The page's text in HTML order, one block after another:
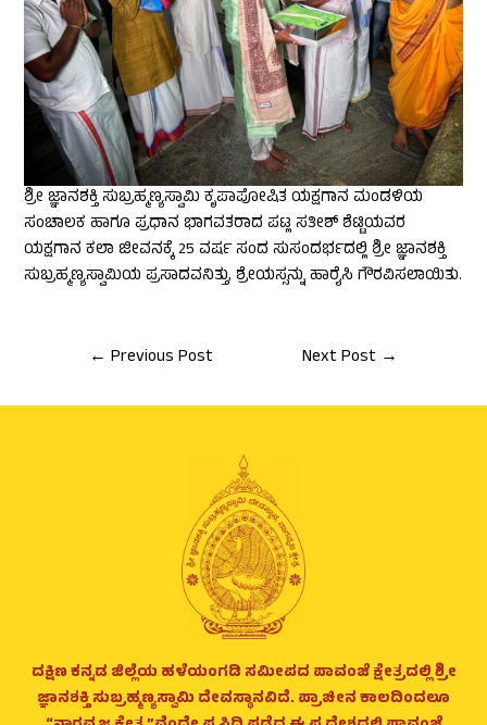
ಶ್ರೀ ಜ್ಞಾನಶಕ್ತಿ ಸುಬ್ರಹ್ಮಣ್ಯಸ್ವಾಮಿ ಕೃಪಾಪೋಷಿತ ಯಕ್ಷಗಾನ ಮಂಡಳಿಯ
ಸಂಚಾಲಕ ಹಾಗೂ ಪ್ರಧಾನ ಭಾಗವತರಾದ ಪಟ್ಲ ಸತೀಶ್ ಶೆಟ್ಟಿಯವರ
ಯಕ್ಷಗಾನ ಕಲಾ ಜೀವನಕ್ಕೆ 25 ವರ್ಷ ಸಂದ ಸುಸಂದರ್ಭದಲ್ಲಿ ಶ್ರೀ ಜ್ಞಾನಶಕ್ತಿ
ಸುಬ್ರಹ್ಮಣ್ಯಸ್ವಾಮಿಯ ಪ್ರಸಾದವನಿತ್ತು, ಶ್ರೇಯಸ್ಸನ್ನು ಹಾರೈಸಿ ಗೌರವಿಸಲಾಯಿತು.
← Previous Post Next Post →
ದಕ್ಷಿಣ ಕನ್ನಡ ಜಿಲ್ಲೆಯ ಹಳೆಯಂಗಡಿ ಸಮೀಪದ ಪಾವಂಜೆ ಕ್ಷೇತ್ರದಲ್ಲಿ ಶ್ರೀ
ಜ್ಞಾನಶಕ್ತಿ ಸುಬ್ರಹ್ಮಣ್ಯಸ್ವಾಮಿ ದೇವಸ್ಥಾನವಿದೆ. ಪ್ರಾಚೀನ ಕಾಲದಿಂದಲೂ